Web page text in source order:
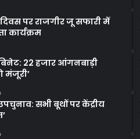
दिवस पर राजगीर जू सफारी में
कार्यक्रम
22 हजार आंगनबाड़ी
मंजूरी’
सभी बूथों पर केंद्रीय